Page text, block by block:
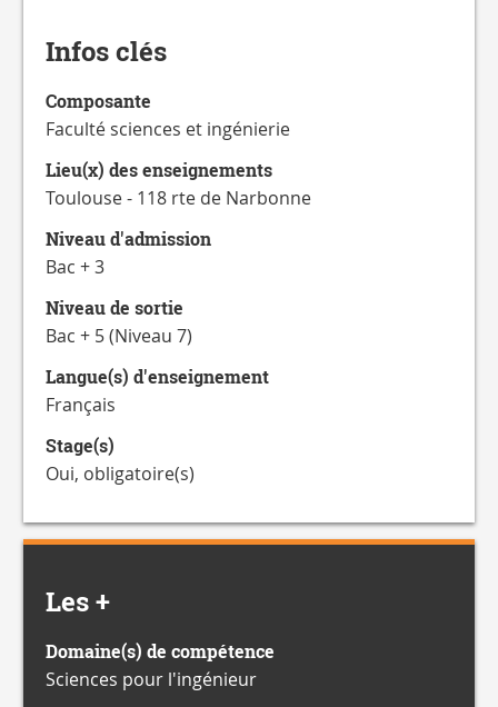
Infos clés
Composante
Faculté sciences et ingénierie
Lieu(x) des enseignements
Toulouse - 118 rte de Narbonne
Niveau d'admission
Bac + 3
Niveau de sortie
Bac + 5 (Niveau 7)
Langue(s) d'enseignement
Français
Stage(s)
Oui, obligatoire(s)
Les +
Domaine(s) de compétence
Sciences pour l'ingénieur